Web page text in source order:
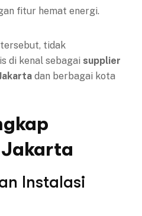
fitur hemat energi.
tidak
di kenal sebagai supplier
dan berbagai kota
Instalasi